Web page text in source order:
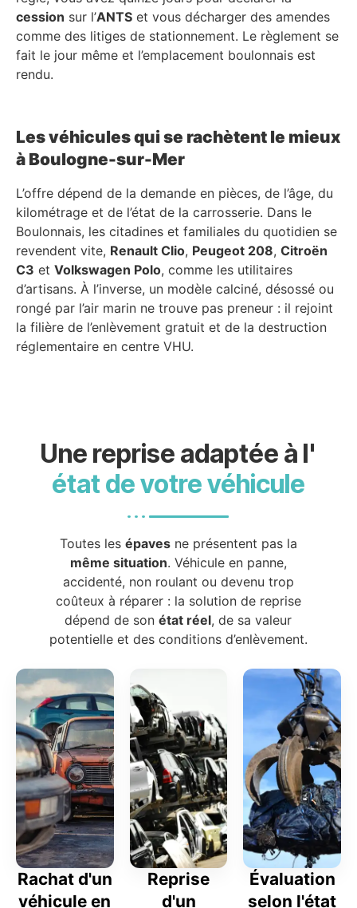
cession sur l’ANTS et vous décharger des amendes
comme des litiges de stationnement. Le règlement se
fait le jour même et l’emplacement boulonnais est
rendu.
Les véhicules qui se rachètent le mieux
à Boulogne-sur-Mer
L’offre dépend de la demande en pièces, de l’âge, du
kilométrage et de l’état de la carrosserie. Dans le
Boulonnais, les citadines et familiales du quotidien se
revendent vite, Renault Clio, Peugeot 208, Citroën
C3 et Volkswagen Polo, comme les utilitaires
d’artisans. À l’inverse, un modèle calciné, désossé ou
rongé par l’air marin ne trouve pas preneur : il rejoint
la filière de l’enlèvement gratuit et de la destruction
réglementaire en centre VHU.
Une reprise adaptée à l'
état de votre véhicule
Toutes les épavesne présentent pas la
même situation. Véhicule en panne,
accidenté, non roulant ou devenu trop
coûteux à réparer : la solution de reprise
dépend de sonétat réel, de sa valeur
potentielle et des conditions d’enlèvement.
Rachat d'un
véhicule en
Reprise
d'un
Évaluation
selon l'état